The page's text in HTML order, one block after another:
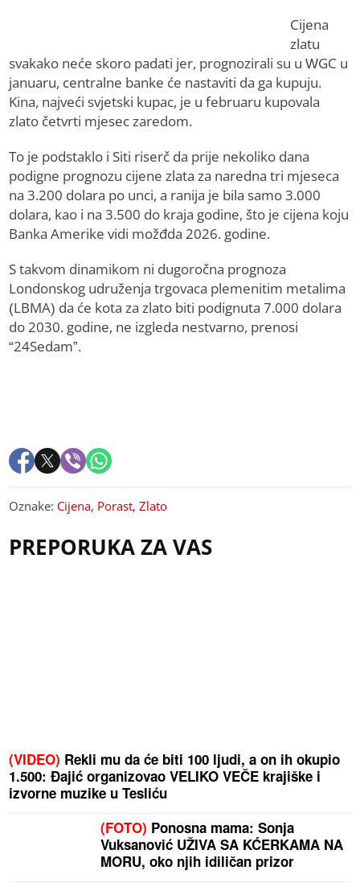
Cijena
zlatu
svakako neće skoro padati jer, prognozirali su u WGC u
januaru, centralne banke će nastaviti da ga kupuju.
Kina, najveći svjetski kupac, je u februaru kupovala
zlato četvrti mjesec zaredom.
To je podstaklo i Siti riserč da prije nekoliko dana
podigne prognozu cijene zlata za naredna tri mjeseca
na 3.200 dolara po unci, a ranija je bila samo 3.000
dolara, kao i na 3.500 do kraja godine, što je cijena koju
Banka Amerike vidi možđda 2026. godine.
S takvom dinamikom ni dugoročna prognoza
Londonskog udruženja trgovaca plemenitim metalima
(LBMA) da će kota za zlato biti podignuta 7.000 dolara
do 2030. godine, ne izgleda nestvarno, prenosi
“24Sedam”.
Oznake: Cijena, Porast,Zlato
PREPORUKA ZA VAS
(VIDEO) Rekli mu da će biti 100 ljudi, a on ih okupio
1.500: Đajić organizovao VELIKO VEČE krajiške i
izvorne muzike u Tesliću
(FOTO) Ponosna mama: Sonja
Vuksanović UŽIVA SA KĆERKAMA NA
MORU, oko njih idiličan prizor